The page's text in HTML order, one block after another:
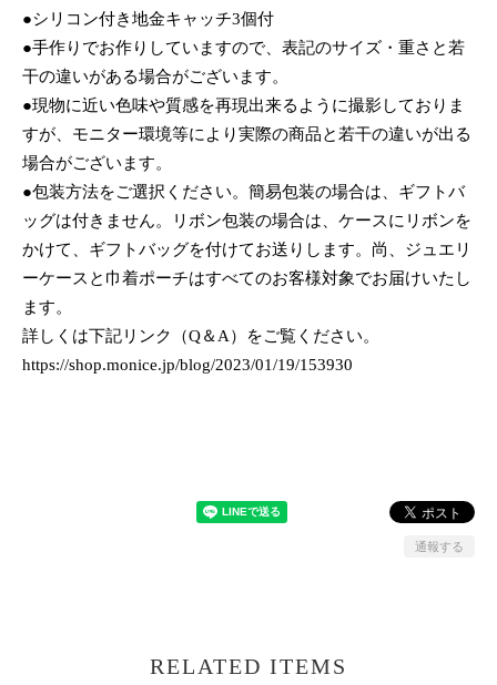
●シリコン付き地金キャッチ3個付
●手作りでお作りしていますので、表記のサイズ・重さと若
干の違いがある場合がございます。
●現物に近い色味や質感を再現出来るように撮影しておりま
すが、モニター環境等により実際の商品と若干の違いが出る
場合がございます。
●包装方法をご選択ください。簡易包装の場合は、ギフトバ
ッグは付きません。リボン包装の場合は、ケースにリボンを
かけて、ギフトバッグを付けてお送りします。尚、ジュエリ
ーケースと巾着ポーチはすべてのお客様対象でお届けいたし
ます。
詳しくは下記リンク（Q＆A）をご覧ください。
https://shop.monice.jp/blog/2023/01/19/153930
通報する
RELATED ITEMS